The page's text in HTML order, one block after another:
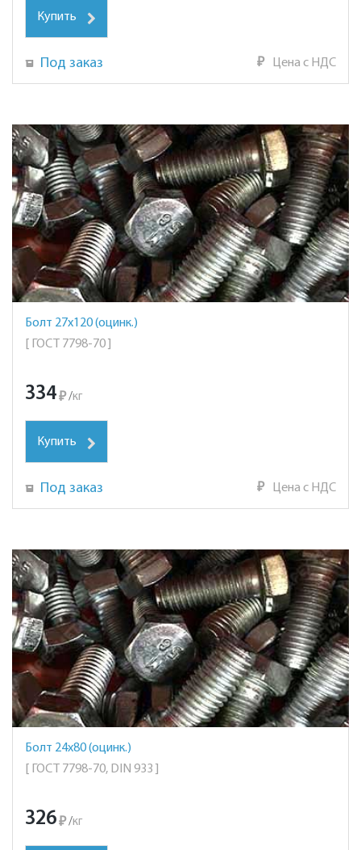
Купить
Под заказ ₽ Цена с НДС
Болт 27х120 (оцинк.)
[ ГОСТ 7798-70 ]
334₽ /кг
Купить
Под заказ ₽ Цена с НДС
Болт 24х80 (оцинк.)
[ ГОСТ 7798-70, DIN 933 ]
326₽ /кг